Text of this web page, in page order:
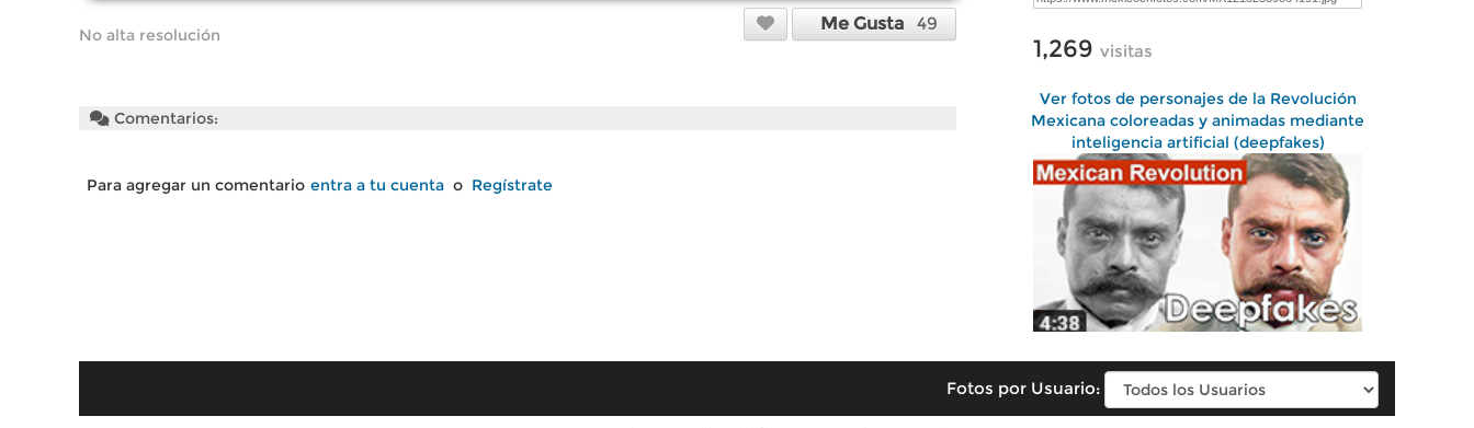
No alta resolución
Me Gusta 49
Comentarios:
Para agregar un comentario entra a tu cuenta o Regístrate
1,269 visitas
Ver fotos de personajes de la Revolución
Mexicana coloreadas y animadas mediante
inteligencia artificial (deepfakes)
Fotos por Usuario: